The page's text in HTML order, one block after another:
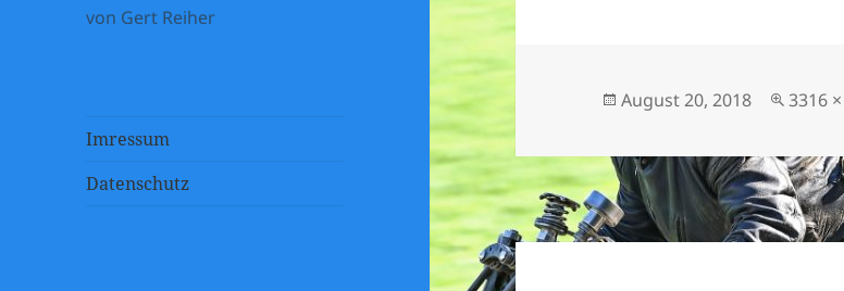
von Gert Reiher
Imressum
Datenschutz
Veröffentlicht
August 20, 2018 3316